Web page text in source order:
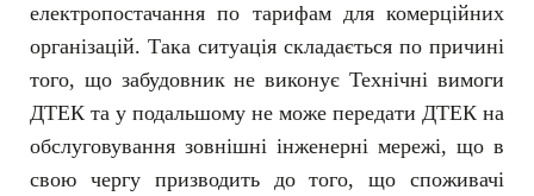
електропостачання по тарифам для комерційних
організацій. Така ситуація складається по причині
того, що забудовник не виконує Технічні вимоги
ДТЕК та у подальшому не може передати ДТЕК на
обслуговування зовнішні інженерні мережі, що в
свою чергу призводить до того, що споживачі